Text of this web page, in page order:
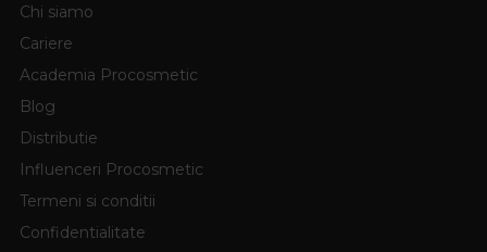
Chi siamo
Cariere
Academia Procosmetic
Blog
Distributie
Influenceri Procosmetic
Termeni si conditii
Confidentialitate